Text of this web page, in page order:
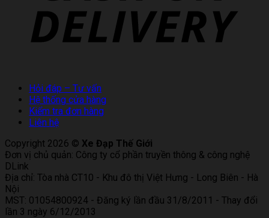
Hỏi đáp – Tư vấn
Hệ thống cửa hàng
Kiểm tra đơn hàng
Liên hệ
Copyright 2026 © Xe Đạp Thế Giới
Đơn vị chủ quản: Công ty cổ phần truyền thông & công nghệ
DLink
Địa chỉ: Tòa nhà CT10 - Khu đô thị Việt Hưng - Long Biên - Hà
Nội
MST: 01054800924 - Đăng ký lần đầu 31/8/2011 - Thay đổi
lần 3 ngày 6/12/2013